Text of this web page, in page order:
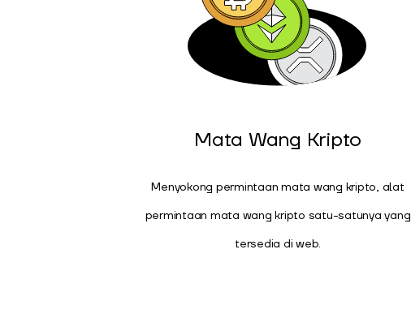
Mata Wang Kripto
Menyokong permintaan mata wang kripto, alat
permintaan mata wang kripto satu-satunya yang
tersedia di web.